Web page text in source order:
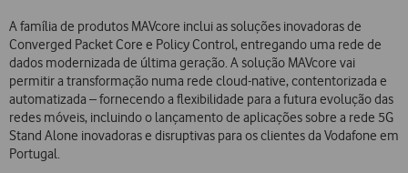
A família de produtos MAVcore inclui as soluções inovadoras de
Converged Packet Core e Policy Control, entregando uma rede de
dados modernizada de última geração. A solução MAVcore vai
permitir a transformação numa rede cloud-native, contentorizada e
automatizada – fornecendo a flexibilidade para a futura evolução das
redes móveis, incluindo o lançamento de aplicações sobre a rede 5G
Stand Alone inovadoras e disruptivas para os clientes da Vodafone em
Portugal.